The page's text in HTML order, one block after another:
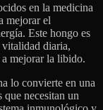
en la medicina
mejorar el
Este hongo es
vitalidad diaria,
mejorar la libido.
lo convierte en una
que necesitan un